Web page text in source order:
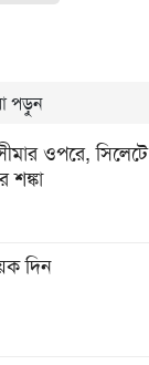
পড়ুন
ওপরে, সিলেটে
শঙ্কা
দিন